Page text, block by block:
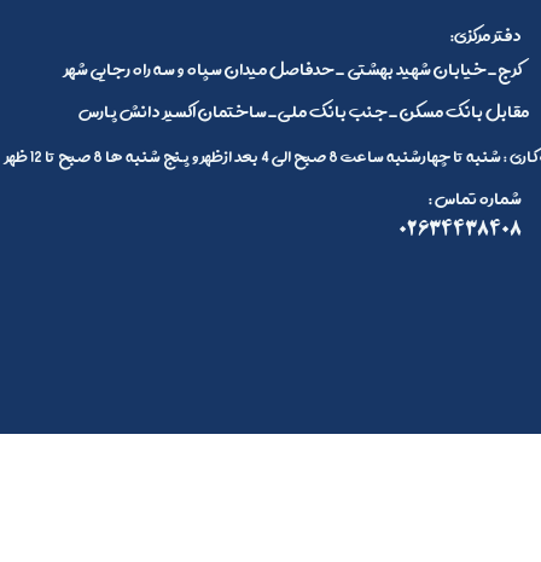
کرج_خیابان شهید بهشتی _حدفاصل میدان سپاه و سه راه رجایی شهر
مقابل بانک مسکن_جنب بانک ملی_ساختمان اکسیر دانش پارس
:دفتر مرکزی
چهارشنبه ساعت 8 صبح الی 4 بعد ازظهر و پنج شنبه ها 8 صبح تا 12 ظهر
: شماره تماس
02634438408